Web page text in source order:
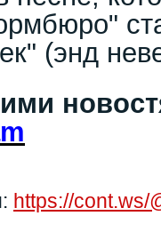
(энд
https://cont.ws/